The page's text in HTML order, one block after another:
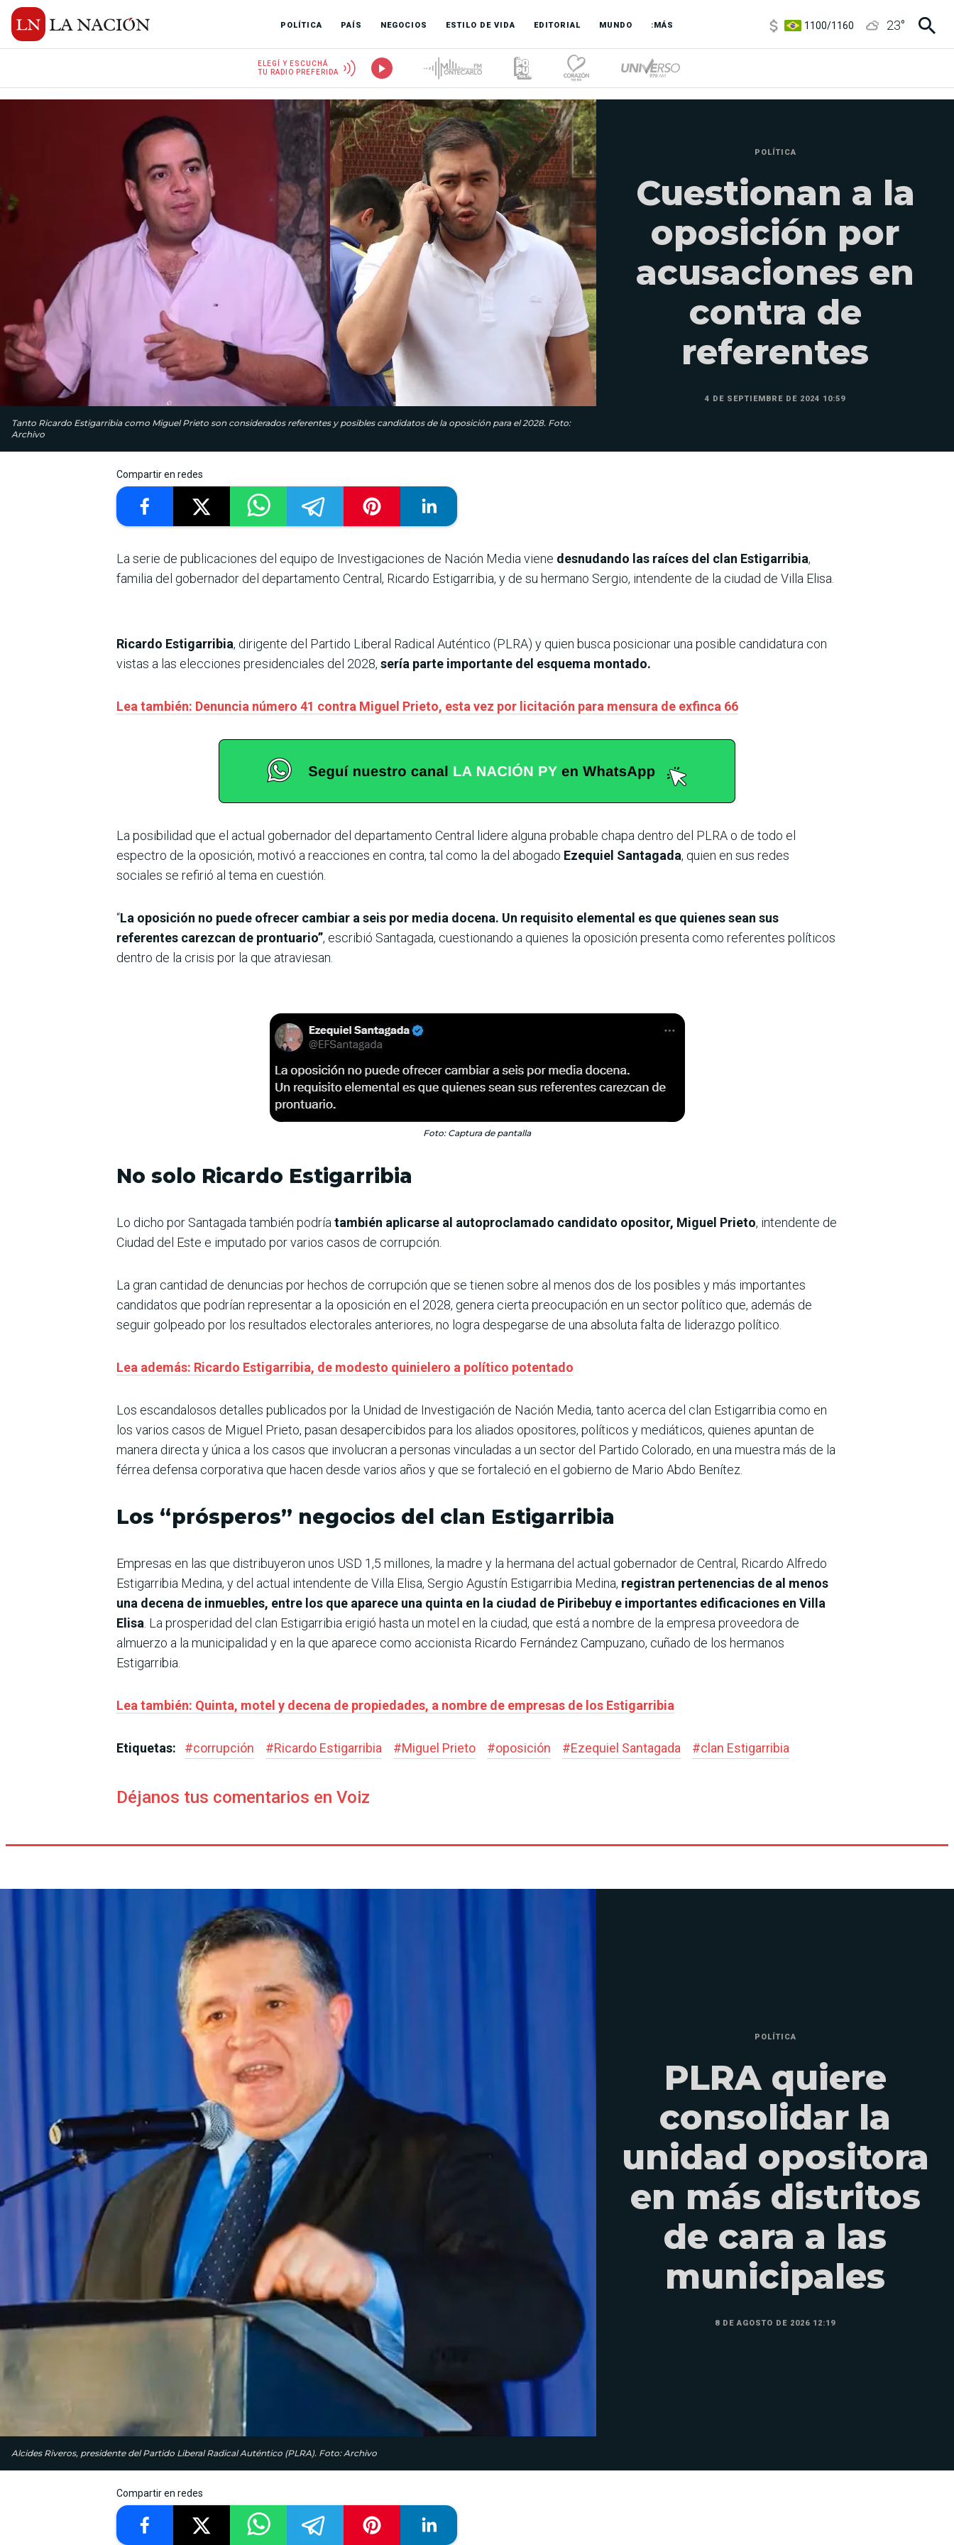
POLÍTICA PAÍS NEGOCIOS ESTILO DE VIDA EDITORIAL MUNDO :MÁS
3,8/4
23°
ELEGÍ Y ESCUCHÁ
TU RADIO PREFERIDA
Tanto Ricardo Estigarribia como Miguel Prieto son considerados referentes y posibles candidatos de la oposición para el 2028. Foto:
Archivo
POLÍTICA
Cuestionan a la
oposición por
acusaciones en
contra de
referentes
4 DE SEPTIEMBRE DE 2024 10:59
Compartir en redes
La serie de publicaciones del equipo de Investigaciones de Nación Media viene desnudando las raíces del clan Estigarribia,
familia del gobernador del departamento Central, Ricardo Estigarribia, y de su hermano Sergio, intendente de la ciudad de Villa Elisa.
Ricardo Estigarribia, dirigente del Partido Liberal Radical Auténtico (PLRA) y quien busca posicionar una posible candidatura con
vistas a las elecciones presidenciales del 2028, sería parte importante del esquema montado.
Lea también: Denuncia número 41 contra Miguel Prieto, esta vez por licitación para mensura de exfinca 66
La posibilidad que el actual gobernador del departamento Central lidere alguna probable chapa dentro del PLRA o de todo el
espectro de la oposición, motivó a reacciones en contra, tal como la del abogado Ezequiel Santagada, quien en sus redes
sociales se refirió al tema en cuestión.
“La oposición no puede ofrecer cambiar a seis por media docena. Un requisito elemental es que quienes sean sus
referentes carezcan de prontuario”, escribió Santagada, cuestionando a quienes la oposición presenta como referentes políticos
dentro de la crisis por la que atraviesan.
Foto: Captura de pantalla
No solo Ricardo Estigarribia
Lo dicho por Santagada también podríatambién aplicarse al autoproclamado candidato opositor, Miguel Prieto, intendente de
Ciudad del Este e imputado por varios casos de corrupción.
La gran cantidad de denuncias por hechos de corrupción que se tienen sobre al menos dos de los posibles y más importantes
candidatos que podrían representar a la oposición en el 2028, genera cierta preocupación en un sector político que, además de
seguir golpeado por los resultados electorales anteriores, no logra despegarse de una absoluta falta de liderazgo político.
Lea además: Ricardo Estigarribia, de modesto quinielero a político potentado
Los escandalosos detalles publicados por la Unidad de Investigación de Nación Media, tanto acerca del clan Estigarribia como en
los varios casos de Miguel Prieto, pasan desapercibidos para los aliados opositores, políticos y mediáticos, quienes apuntan de
manera directa y única a los casos que involucran a personas vinculadas a un sector del Partido Colorado, en una muestra más de la
férrea defensa corporativa que hacen desde varios años y que se fortaleció en el gobierno de Mario Abdo Benítez.
Los “prósperos” negocios del clan Estigarribia
Empresas en las que distribuyeron unos USD 1,5 millones, la madre y la hermana del actual gobernador de Central, Ricardo Alfredo
Estigarribia Medina, y del actual intendente de Villa Elisa, Sergio Agustín Estigarribia Medina, registran pertenencias de al menos
una decena de inmuebles, entre los que aparece una quinta en la ciudad de Piribebuy e importantes edificaciones en Villa
Elisa. La prosperidad del clan Estigarribia erigió hasta un motel en la ciudad, que está a nombre de la empresa proveedora de
almuerzo a la municipalidad y en la que aparece como accionista Ricardo Fernández Campuzano, cuñado de los hermanos
Estigarribia.
Lea también: Quinta, motel y decena de propiedades, a nombre de empresas de los Estigarribia
Etiquetas: #corrupción #Ricardo Estigarribia #Miguel Prieto #oposición #Ezequiel Santagada #clan Estigarribia
Déjanos tus comentarios en Voiz
Alcides Riveros, presidente del Partido Liberal Radical Auténtico (PLRA). Foto: Archivo
POLÍTICA
PLRA quiere
consolidar la
unidad opositora
en más distritos
de cara a las
municipales
8 DE AGOSTO DE 2026 12:19
Compartir en redes